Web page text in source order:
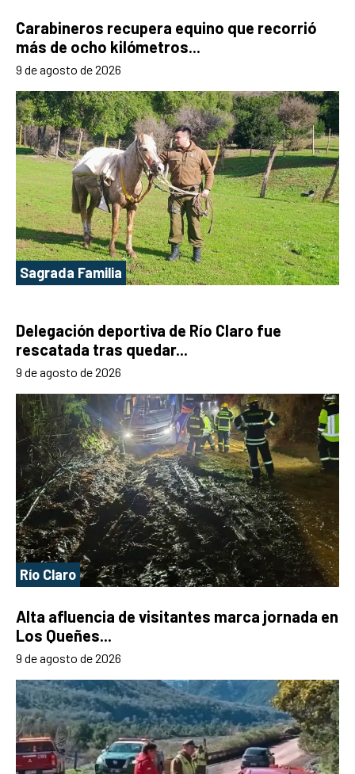
Carabineros recupera equino que recorrió
más de ocho kilómetros...
9 de agosto de 2026
Sagrada Familia
Delegación deportiva de Río Claro fue
rescatada tras quedar...
9 de agosto de 2026
Río Claro
Alta afluencia de visitantes marca jornada en
Los Queñes...
9 de agosto de 2026